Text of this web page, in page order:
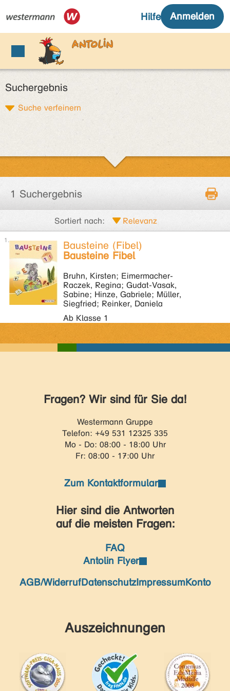
Suchergebnis
Suche verfeinern
1 Suchergebnis
Sortiert nach:
Bausteine (Fibel)
Bausteine Fibel
Bruhn, Kirsten; Eimermacher-
Raczek, Regina; Gudat-Vasak,
Sabine; Hinze, Gabriele; Müller,
Siegfried; Reinker, Daniela
Ab Klasse 1